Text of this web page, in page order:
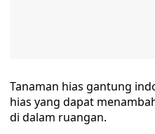
Tanaman hias gantung
hias yang dapat
di dalam ruangan.